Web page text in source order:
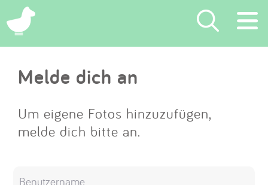
×
Suchen
Eintragen
App
Melde dich an
Um eigene Fotos hinzuzufügen,
melde dich bitte an.